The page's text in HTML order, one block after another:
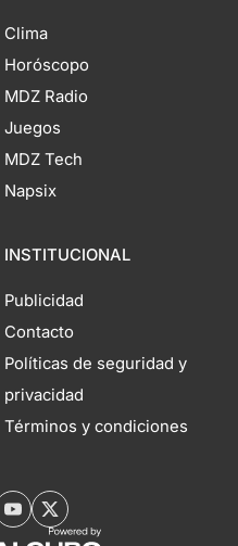
Clima
Horóscopo
MDZ Radio
Juegos
MDZ Tech
Napsix
INSTITUCIONAL
Publicidad
Contacto
Políticas de seguridad y
privacidad
Términos y condiciones